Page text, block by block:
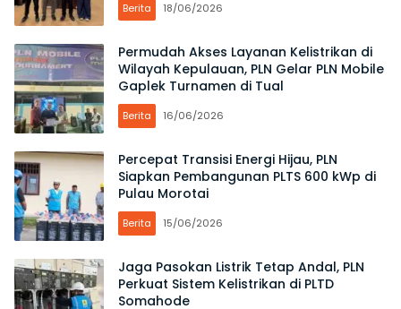
Berita 18/06/2026
Permudah Akses Layanan Kelistrikan di
Wilayah Kepulauan, PLN Gelar PLN Mobile
Gaplek Turnamen di Tual
Berita 16/06/2026
Percepat Transisi Energi Hijau, PLN
Siapkan Pembangunan PLTS 600 kWp di
Pulau Morotai
Berita 15/06/2026
Jaga Pasokan Listrik Tetap Andal, PLN
Perkuat Sistem Kelistrikan di PLTD
Somahode